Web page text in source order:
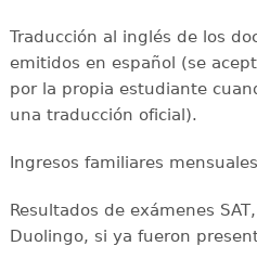
Traducción al inglés de los
emitidos en español (se
por la propia estudiante
una traducción oficial).
Ingresos familiares
Resultados de exámenes SAT,
Duolingo, si ya fueron